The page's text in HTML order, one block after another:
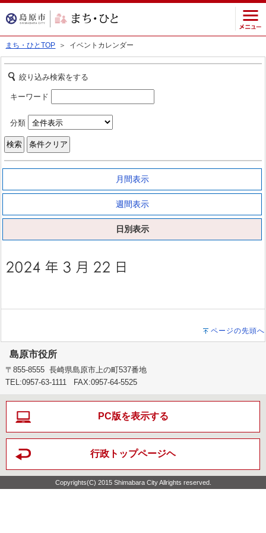
まち・ひとTOP ＞ イベントカレンダー
絞り込み検索をする
キーワード
分類
月間表示
週間表示
日別表示
ページの先頭へ
島原市役所
〒855-8555 長崎県島原市上の町537番地
TEL:0957-63-1111 FAX:0957-64-5525
PC版を表示する
行政トップページヘ
Copyrights(C) 2015 Shimabara City Allrights reserved.